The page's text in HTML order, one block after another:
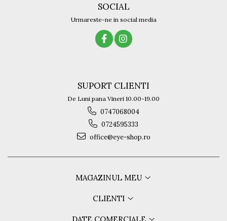
SOCIAL
Urmareste-ne in social media
SUPORT CLIENTI
De Luni pana Vineri 10.00-19.00
0747068004
0724595333
office@eye-shop.ro
MAGAZINUL MEU
CLIENTI